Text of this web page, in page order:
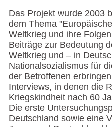
Das Projekt wurde 2003
dem Thema
Weltkrieg und ihre
Beiträge zur Bedeutung
Weltkrieg und – in
Nationalsozialismus für
der Betroffenen
Interviews, in denen die
Kriegskindheit nach 60
Die erste
Deutschland sowie eine